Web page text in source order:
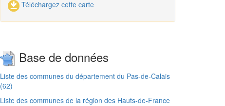
Téléchargez cette carte
Base de données
Liste des communes du département du Pas-de-Calais
(62)
Liste des communes de la région des Hauts-de-France